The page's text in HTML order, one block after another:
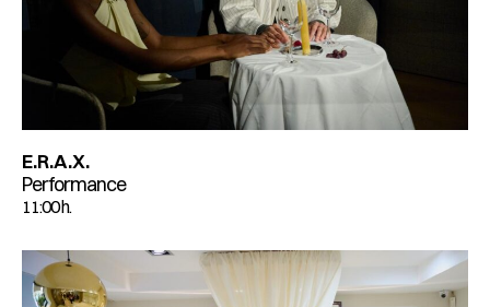
E.R.A.X.
Performance
11:00 h.